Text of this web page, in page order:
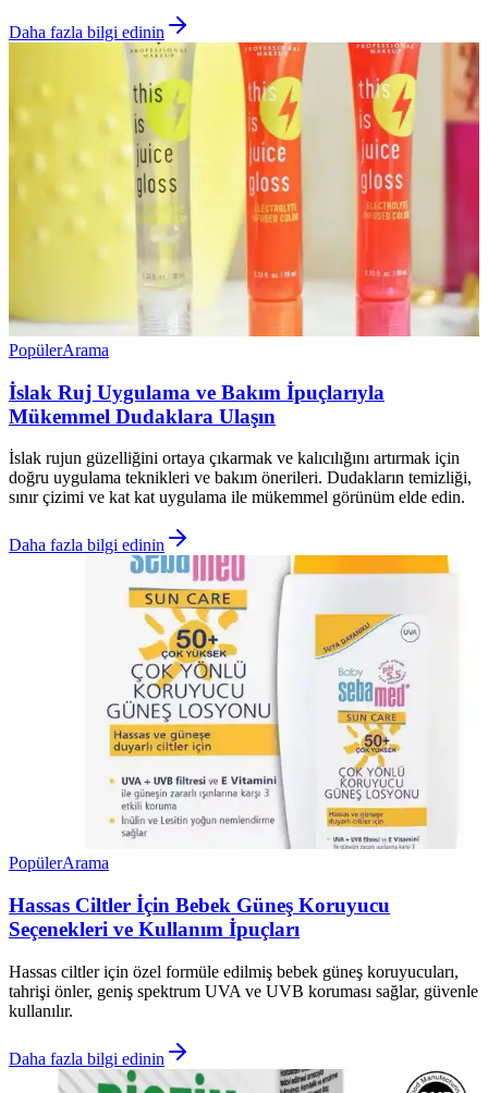
Daha fazla bilgi edinin
PopülerArama
İslak Ruj Uygulama ve Bakım İpuçlarıyla
Mükemmel Dudaklara Ulaşın
İslak rujun güzelliğini ortaya çıkarmak ve kalıcılığını artırmak için
doğru uygulama teknikleri ve bakım önerileri. Dudakların temizliği,
sınır çizimi ve kat kat uygulama ile mükemmel görünüm elde edin.
Daha fazla bilgi edinin
PopülerArama
Hassas Ciltler İçin Bebek Güneş Koruyucu
Seçenekleri ve Kullanım İpuçları
Hassas ciltler için özel formüle edilmiş bebek güneş koruyucuları,
tahrişi önler, geniş spektrum UVA ve UVB koruması sağlar, güvenle
kullanılır.
Daha fazla bilgi edinin